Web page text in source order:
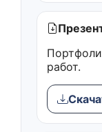
работ.